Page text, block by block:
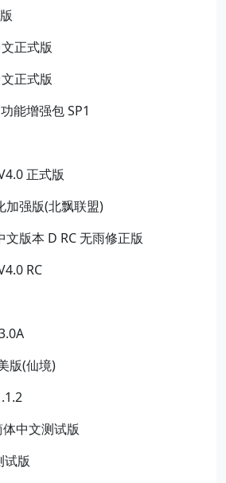
正式版
正式版
能增强包 SP1
正式版
加强版(北飘联盟)
版本 D RC 无雨修正版
RC
版(仙境)
中文测试版
试版